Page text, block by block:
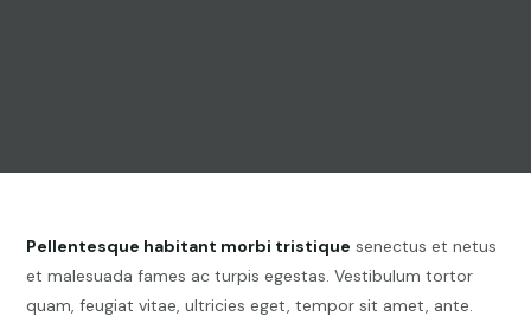
Pellentesque habitant morbi tristique senectus et netus
et malesuada fames ac turpis egestas. Vestibulum tortor
quam, feugiat vitae, ultricies eget, tempor sit amet, ante.